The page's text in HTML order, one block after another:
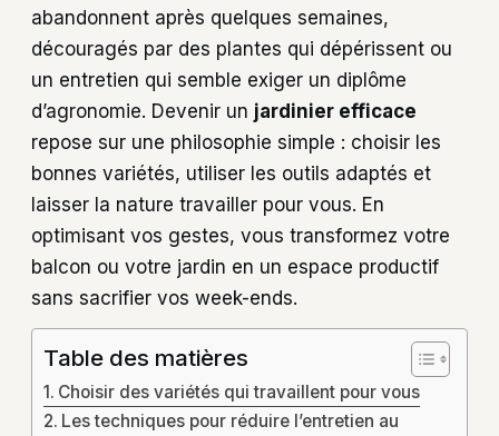
abandonnent après quelques semaines,
découragés par des plantes qui dépérissent ou
un entretien qui semble exiger un diplôme
d’agronomie. Devenir un jardinier efficace
repose sur une philosophie simple : choisir les
bonnes variétés, utiliser les outils adaptés et
laisser la nature travailler pour vous. En
optimisant vos gestes, vous transformez votre
balcon ou votre jardin en un espace productif
sans sacrifier vos week-ends.
Table des matières
Choisir des variétés qui travaillent pour vous
Les techniques pour réduire l’entretien au